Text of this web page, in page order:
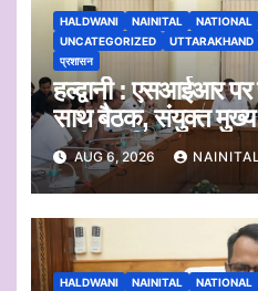
HALDWANI NAINITAL NATIONAL
UNCATEGORIZED
UTTARAKHAND
प्रशासन
हल्द्वानी : एसआईआर
साथ बैठक, संयुक्त मुख्य
सुनी आपत्तियां
AUG 6, 2026
HALDWANI NAINITAL NATIONAL